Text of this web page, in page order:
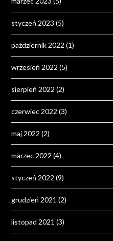
styczeń 2023 (5)
październik 2022 (1)
wrzesień 2022 (5)
sierpień 2022 (2)
czerwiec 2022 (3)
maj 2022 (2)
marzec 2022 (4)
styczeń 2022 (9)
grudzień 2021 (2)
listopad 2021 (3)